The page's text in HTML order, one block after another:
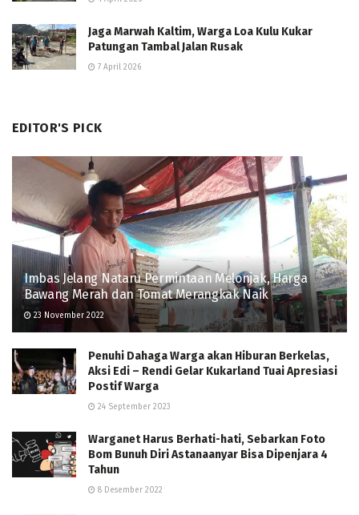
Jaga Marwah Kaltim, Warga Loa Kulu Kukar
Patungan Tambal Jalan Rusak
7 April 2026
EDITOR'S PICK
Imbas Jelang Nataru Permintaan Melonjak, Harga
Bawang Merah dan Tomat Merangkak Naik
23 November 2022
Penuhi Dahaga Warga akan Hiburan Berkelas,
Aksi Edi – Rendi Gelar Kukarland Tuai Apresiasi
Postif Warga
24 September 2023
Warganet Harus Berhati-hati, Sebarkan Foto
Bom Bunuh Diri Astanaanyar Bisa Dipenjara 4
Tahun
8 Desember 2022